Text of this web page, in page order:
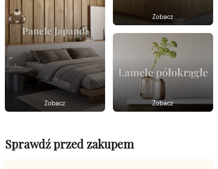
Zobacz
Zobacz
Zobacz
Sprawdź przed zakupem